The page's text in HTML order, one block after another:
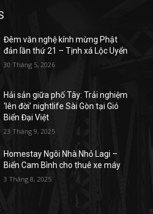
Đêm văn nghệ kính mừng Phật
đản lần thứ 21 – Tịnh xá Lộc Uyển
30 Tháng 5, 2026
Hải sản giữa phố Tây: Trải nghiệm
‘lên đời’ nightlife Sài Gòn tại Gió
Biển Đại Việt
23 Tháng 9, 2025
Homestay Ngôi Nhà Nhỏ Lagi –
Biển Cam Bình cho thuê xe máy
3 Tháng 8, 2025